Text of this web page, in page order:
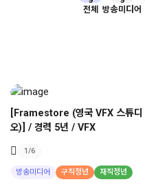
전체 방송미디어
[Framestore (영국 VFX 스튜디
오)] / 경력 5년 / VFX
1/6
방송미디어 구직청년 재직청년